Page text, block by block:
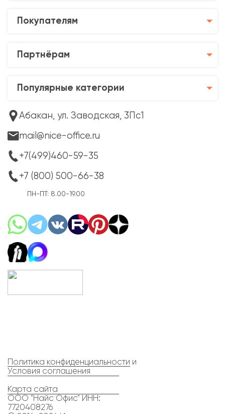
Покупателям
Партнёрам
Популярные категории
Абакан, ул. Заводская, 3Пс1
mail@nice-office.ru
+7(499)460-59-35
+7 (800) 500-66-38
ПН-ПТ: 8.00-19.00
Политика конфиденциальности и
Условия соглашения
Карта сайта
ООО "Найс Офис" ИНН:
7720408276